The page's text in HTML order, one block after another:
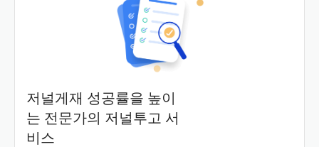
저널게재 성공률을 높이
는 전문가의 저널투고 서
비스